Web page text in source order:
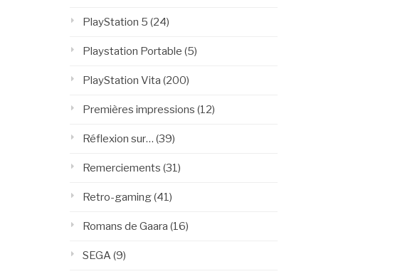
PlayStation 5 (24)
Playstation Portable (5)
PlayStation Vita (200)
Premières impressions (12)
Réflexion sur… (39)
Remerciements (31)
Retro-gaming(41)
Romans de Gaara (16)
SEGA (9)